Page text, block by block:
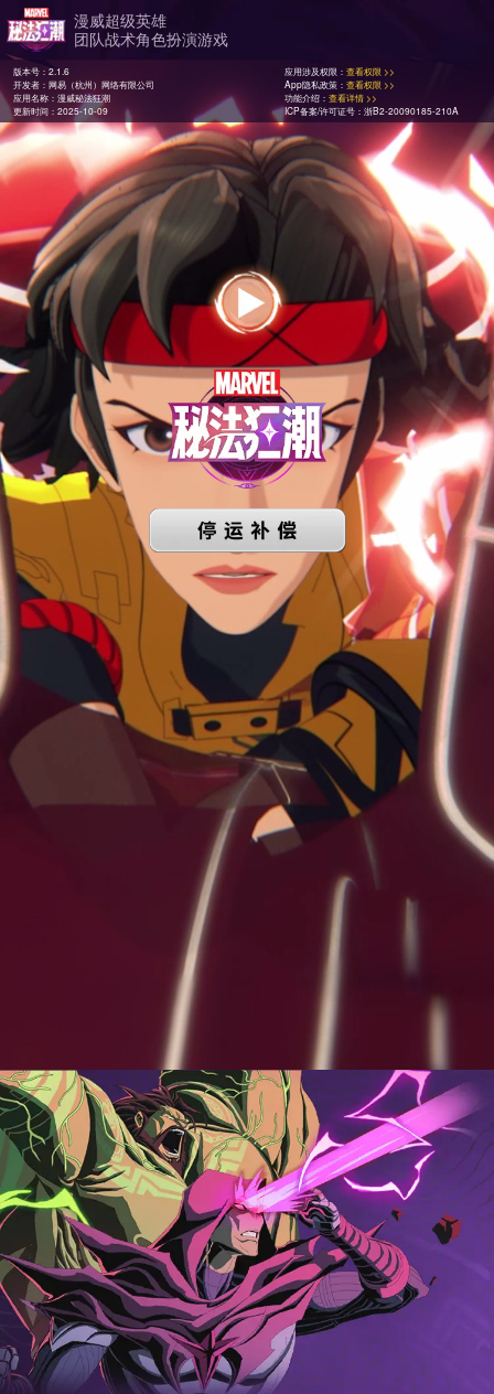
漫威超级英雄
团队战术角色扮演游戏
版本号：2.1.6 应用涉及权限：查看权限 >>
开发者：网易（杭州）网络有限公司
App隐私政策：查看权限 >>
应用名称：漫威秘法狂潮
功能介绍：查看详情 >>
更新时间：2025-10-09
ICP备案/许可证号：浙B2-20090185-210A